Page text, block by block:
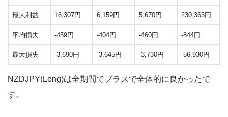
最大利益 16,307円 6,159円 5,670円 230,363円
平均損失 -459円 -404円 -460円 -844円
最大損失 -3,690円 -3,645円 -3,730円 -56,930円
NZDJPY(Long)は全期間でプラスで全体的に良かったで
す。